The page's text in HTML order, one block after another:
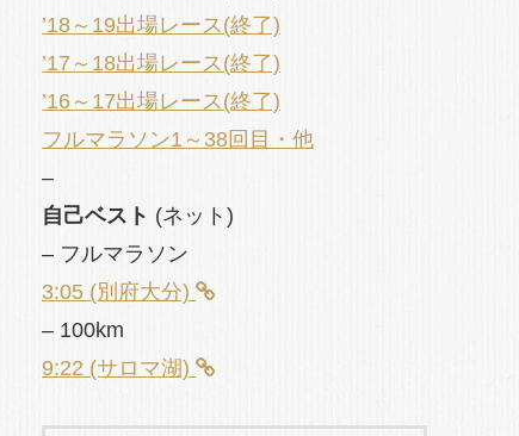
’18～19出場レース(終了)
’17～18出場レース(終了)
’16～17出場レース(終了)
フルマラソン1～38回目・他
–
自己ベスト (ネット)
– フルマラソン
3:05 (別府大分)
– 100km
9:22 (サロマ湖)